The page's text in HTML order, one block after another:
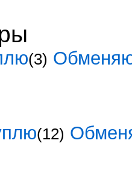
(3)
(12)